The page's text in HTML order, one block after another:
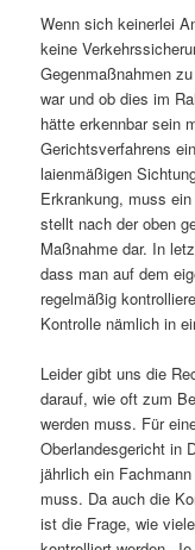
Wenn sich keinerlei
keine
Gegenmaßnahmen
war und ob dies im
hätte erkennbar sein
Gerichtsverfahrens
laienmäßigen
Erkrankung, muss
stellt nach der oben
Maßnahme dar. In
dass man auf dem
regelmäßig
Kontrolle nämlich in
Leider gibt uns die
darauf, wie oft zum
werden muss. Für
Oberlandesgericht in
jährlich ein
muss. Da auch die
ist die Frage, wie